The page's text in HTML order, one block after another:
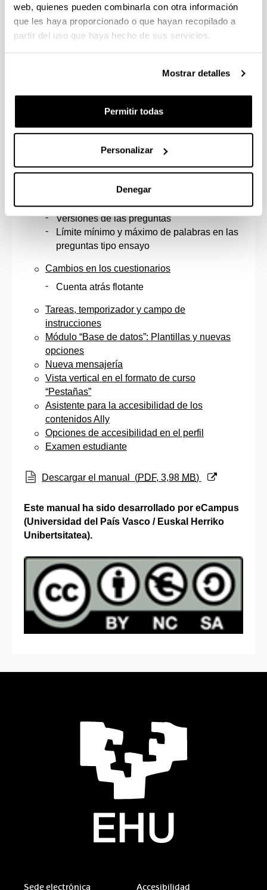
web, quienes pueden combinarla con otra información
que les haya proporcionado o que hayan recopilado a
partir del uso que haya hecho de sus servicios.
Mostrar detalles
Permitir todas
Personalizar
Denegar
Mover elementos usando el Panel lateral
izquierdo
Mover elementos usando el Menú
contextual
Nuevos iconos para las actividades y recursos
Condiciones para el rastreo de la finalidad
más visibles
Activar edición en el Libro de calificaciones
Cambios de funcionalidades
Cambios en el banco de preguntas
Estado de las preguntas: “Borrador” o “Listo”
Versiones de las preguntas
Límite mínimo y máximo de palabras en las
preguntas tipo ensayo
Cambios en los cuestionarios
Cuenta atrás flotante
Tareas, temporizador y campo de
instrucciones
Módulo “Base de datos”: Plantillas y nuevas
opciones
Nueva mensajería
Vista vertical en el formato de curso
“Pestañas”
Asistente para la accesibilidad de los
contenidos Ally
Opciones de accesibilidad en el perfil
Examen estudiante
(Abre una nueva ventana)
Descargar el manual (PDF, 3,98 MB)
Este manual ha sido desarrollado por eCampus
(Universidad del País Vasco / Euskal Herriko
Unibertsitatea).
Sede electrónica Accesibilidad